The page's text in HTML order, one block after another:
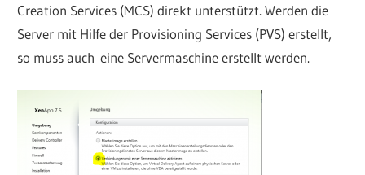
Creation Services (MCS) direkt unterstützt. Werden die
Server mit Hilfe der Provisioning Services (PVS) erstellt,
so muss auch eine Servermaschine erstellt werden.